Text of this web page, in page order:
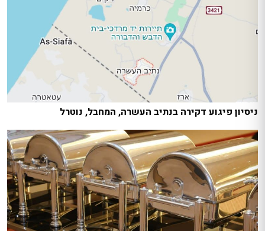
ניסיון פיגוע דקירה בנתיב העשרה, המחבל, נוטרל